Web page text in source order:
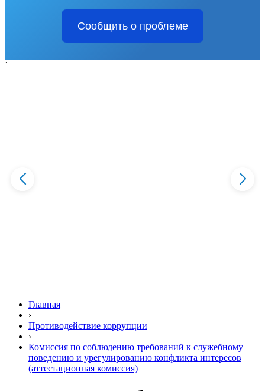
Сообщить о проблеме
`
Главная
›
Противодействие коррупции
›
Комиссия по соблюдению требований к служебному
поведению и урегулированию конфликта интересов
(аттестационная комиссия)